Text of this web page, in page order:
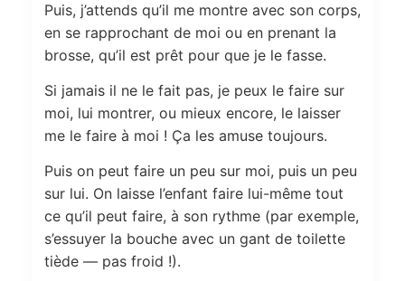
Puis, j’attends qu’il me montre avec son corps,
en se rapprochant de moi ou en prenant la
brosse, qu’il est prêt pour que je le fasse.
Si jamais il ne le fait pas, je peux le faire sur
moi, lui montrer, ou mieux encore, le laisser
me le faire à moi ! Ça les amuse toujours.
Puis on peut faire un peu sur moi, puis un peu
sur lui. On laisse l’enfant faire lui-même tout
ce qu’il peut faire, à son rythme (par exemple,
s’essuyer la bouche avec un gant de toilette
tiède — pas froid !).